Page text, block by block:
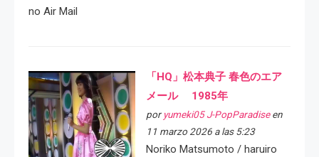
no Air Mail
「HQ」松本典子 春色のエア
メール 1985年
por yumeki05 J-PopParadiseen
11 marzo 2026 a las 5:23
Noriko Matsumoto / haruiro